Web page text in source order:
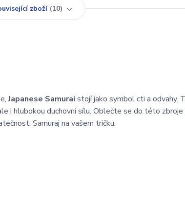
zboží 10
Japanese Samurai stojí jako symbol cti a odvahy.
i hlubokou duchovní sílu. Oblečte se do této
Samuraj na vašem tričku.